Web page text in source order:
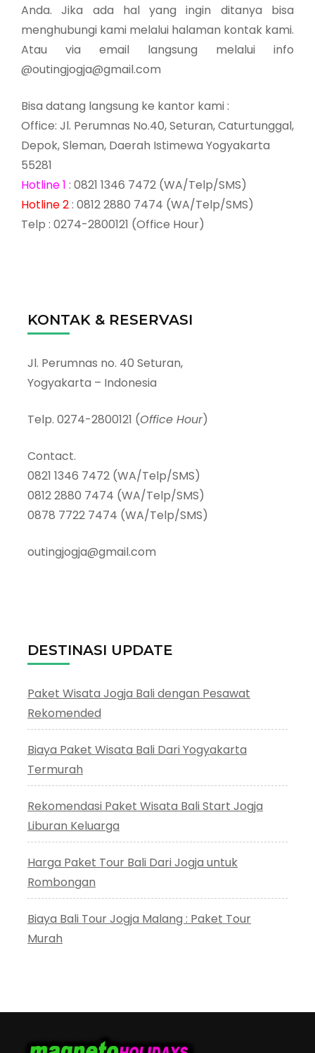
Anda. Jika ada hal yang ingin ditanya bisa
menghubungi kami melalui halaman kontak kami.
Atau via email langsung melalui info
@outingjogja@gmail.com
Bisa datang langsung ke kantor kami :
Office: Jl. Perumnas No.40, Seturan, Caturtunggal,
Depok, Sleman, Daerah Istimewa Yogyakarta
55281
Hotline 1 : 0821 1346 7472 (WA/Telp/SMS)
Hotline 2: 0812 2880 7474 (WA/Telp/SMS)
Telp : 0274-2800121 (Office Hour)
KONTAK & RESERVASI
Jl. Perumnas no. 40 Seturan,
Yogyakarta – Indonesia
Telp. 0274-2800121 (Office Hour)
Contact.
0821 1346 7472 (WA/Telp/SMS)
0812 2880 7474 (WA/Telp/SMS)
0878 7722 7474 (WA/Telp/SMS)
outingjogja@gmail.com
DESTINASI UPDATE
Paket Wisata Jogja Bali dengan Pesawat
Rekomended
Biaya Paket Wisata Bali Dari Yogyakarta
Termurah
Rekomendasi Paket Wisata Bali Start Jogja
Liburan Keluarga
Harga Paket Tour Bali Dari Jogja untuk
Rombongan
Biaya Bali Tour Jogja Malang : Paket Tour
Murah